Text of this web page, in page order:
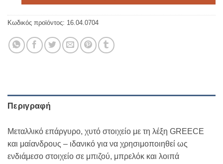
Κωδικός προϊόντος: 16.04.0704
Περιγραφή
Μεταλλικό επάργυρο, χυτό στοιχείο με τη λέξη GREECE
και μαίανδρους – ιδανικό για να χρησιμοποιηθεί ως
ενδιάμεσο στοιχείο σε μπιζού, μπρελόκ και λοιπά